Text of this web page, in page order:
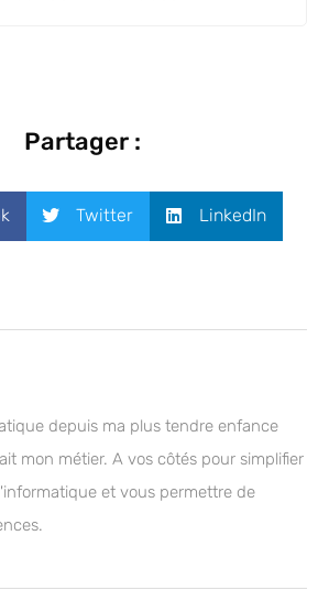
Partager :
Twitter LinkedIn
depuis ma plus tendre enfance
mon métier. A vos côtés pour simplifier
et vous permettre de